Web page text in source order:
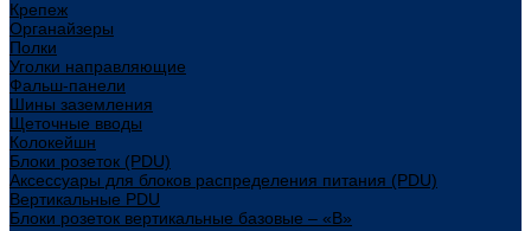
Крепеж
Органайзеры
Полки
Уголки направляющие
Фальш-панели
Шины заземления
Щеточные вводы
Колокейшн
Блоки розеток (PDU)
Аксессуары для блоков распределения питания (PDU)
Вертикальные PDU
Блоки розеток вертикальные базовые – «В»